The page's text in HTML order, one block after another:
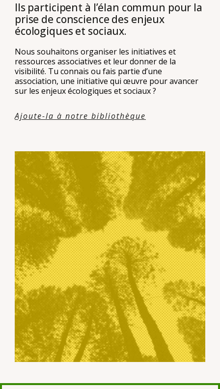
Ils participent à l’élan commun pour la
prise de conscience des enjeux
écologiques et sociaux.
Nous souhaitons organiser les initiatives et
ressources associatives et leur donner de la
visibilité. Tu connais ou fais partie d’une
association, une initiative qui œuvre pour avancer
sur les enjeux écologiques et sociaux ?
Ajoute-la à notre bibliothèque